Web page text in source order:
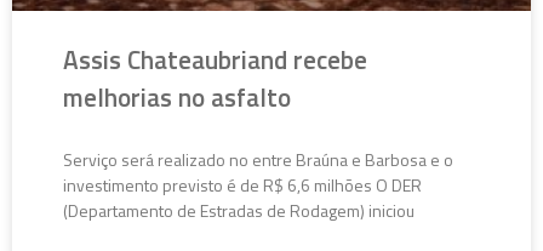
Assis Chateaubriand recebe
melhorias no asfalto
Serviço será realizado no entre Braúna e Barbosa e o
investimento previsto é de R$ 6,6 milhões O DER
(Departamento de Estradas de Rodagem) iniciou